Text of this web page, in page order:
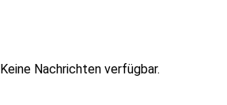
Keine Nachrichten verfügbar.